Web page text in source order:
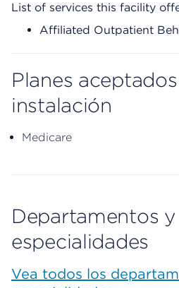
List of services this facility
Affiliated Outpatient
Planes
instalación
Medicare
Departamentos y
especialidades
Vea todos los